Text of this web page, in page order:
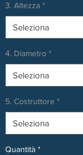
3. Altezza *
Seleziona
4. Diametro *
Seleziona
5. Costruttore *
Seleziona
Quantità *